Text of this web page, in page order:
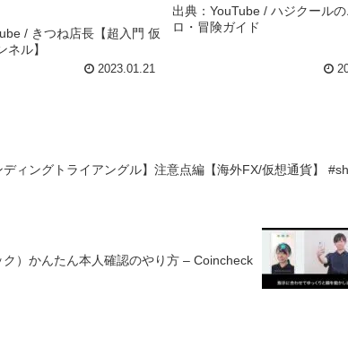
/ きつね店長【超入門 仮
ネル】
2023.01.21
出典：YouTube / ハジクールの
ロ・冒険ガイド
ィングトライアングル】注意点編【海外FX/仮想通貨】
）かんたん本人確認のやり方 – Coincheck